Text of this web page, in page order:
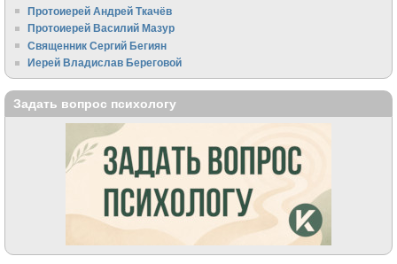
Протоиерей Андрей Ткачёв
Протоиерей Василий Мазур
Священник Сергий Бегиян
Иерей Владислав Береговой
Задать вопрос психологу